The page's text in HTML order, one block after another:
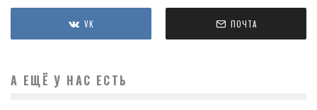
VK ПОЧТА
А ЕЩЁ У НАС ЕСТЬ